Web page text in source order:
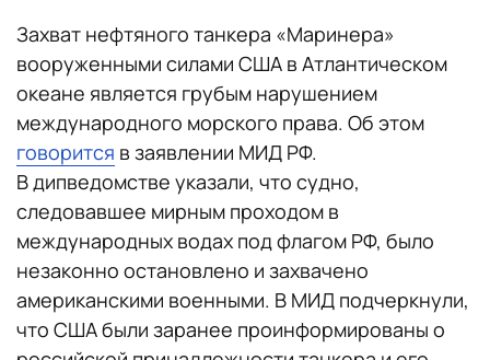
Захват нефтяного танкера «Маринера»
вооруженными силами США в Атлантическом
океане является грубым нарушением
международного морского права. Об этом
говорится в заявлении МИД РФ.
В дипведомстве указали, что судно,
следовавшее мирным проходом в
международных водах под флагом РФ, было
незаконно остановлено и захвачено
американскими военными. В МИД подчеркнули,
что США были заранее проинформированы о